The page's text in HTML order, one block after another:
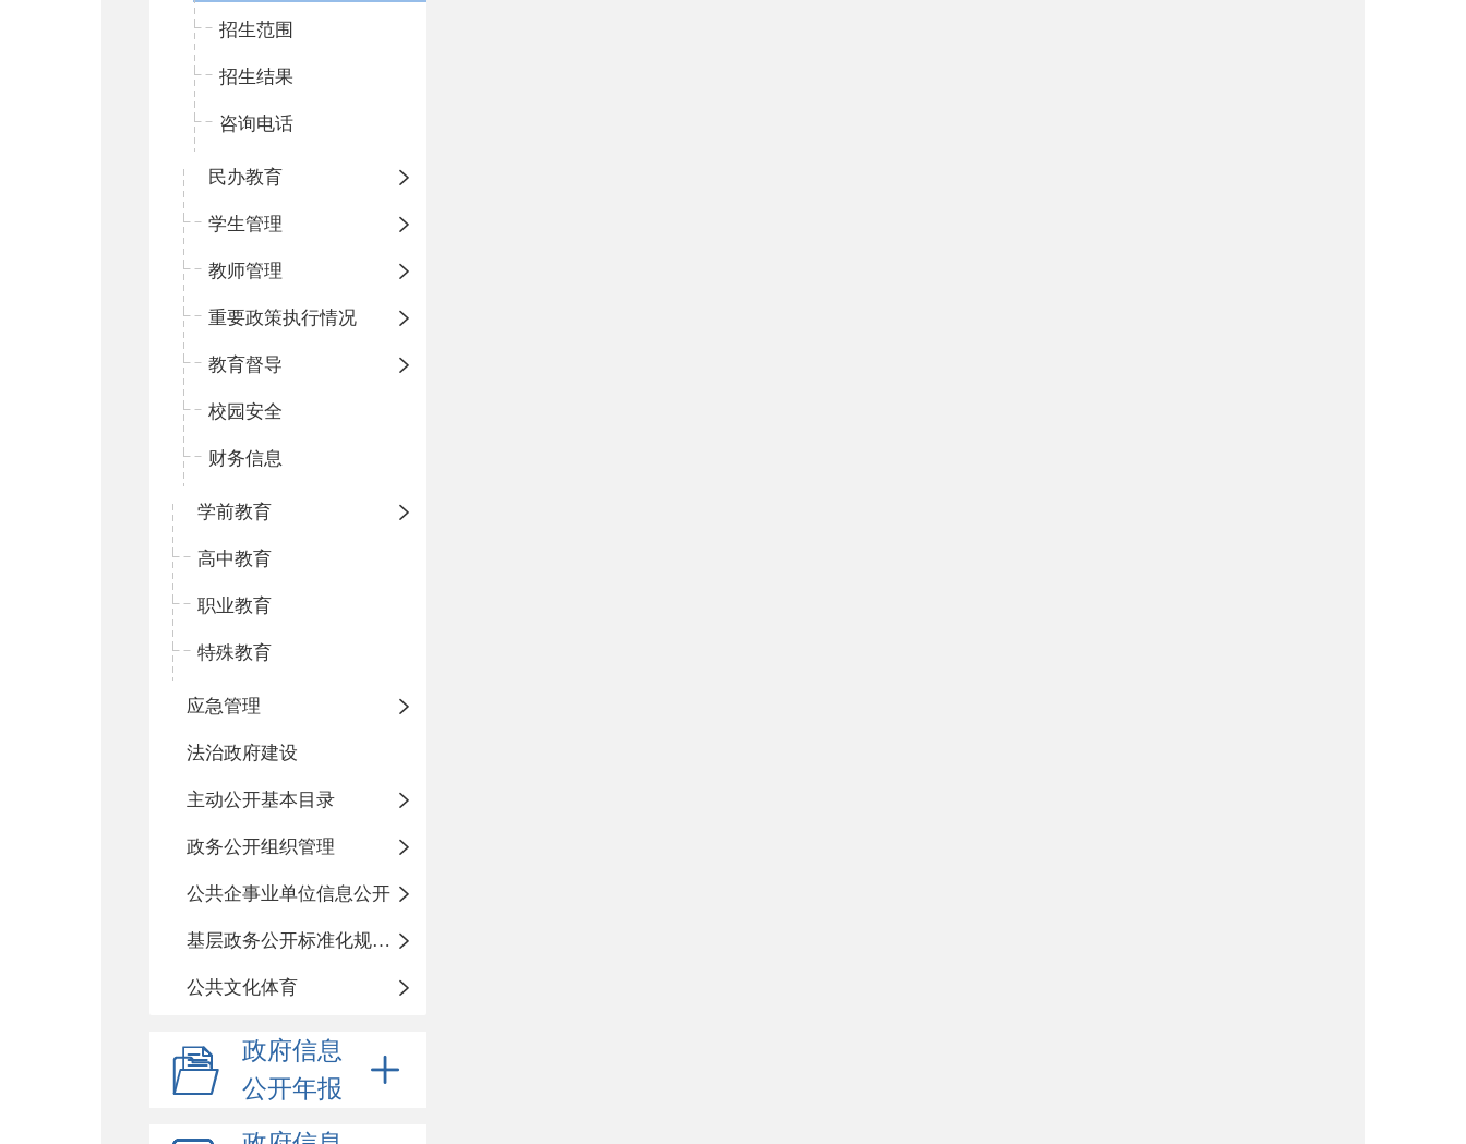
招生范围
招生结果
咨询电话
民办教育
学生管理
教师管理
重要政策执行情况
教育督导
校园安全
财务信息
学前教育
高中教育
职业教育
特殊教育
应急管理
法治政府建设
主动公开基本目录
政务公开组织管理
公共企事业单位信息公开
基层政务公开标准化规范化
公共文化体育
政府信息
公开年报